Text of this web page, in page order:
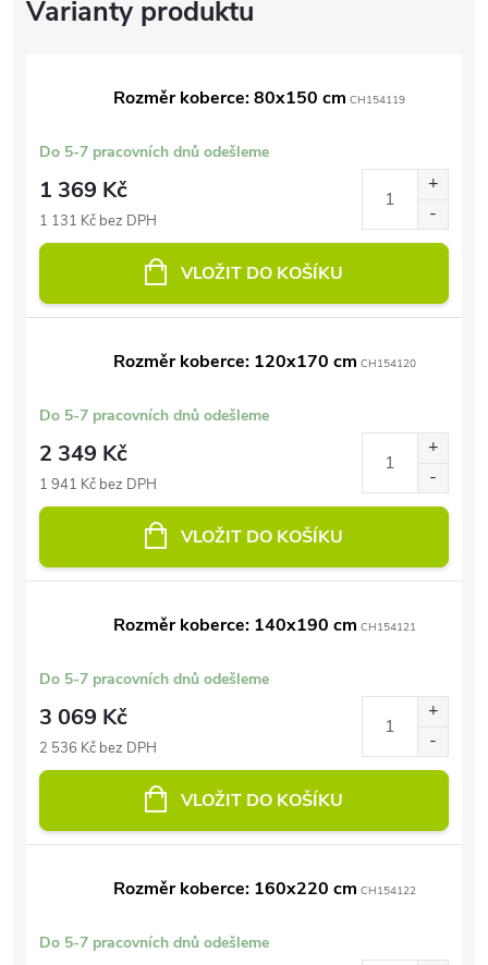
Rozměr koberce: 80x150 cm CH154119
Do 5-7 pracovních dnů odešleme
1 369 Kč
1 131 Kč bez DPH
VLOŽIT DO KOŠÍKU
Rozměr koberce: 120x170 cm CH154120
Do 5-7 pracovních dnů odešleme
2 349 Kč
1 941 Kč bez DPH
VLOŽIT DO KOŠÍKU
Rozměr koberce: 140x190 cm CH154121
Do 5-7 pracovních dnů odešleme
3 069 Kč
2 536 Kč bez DPH
VLOŽIT DO KOŠÍKU
Rozměr koberce: 160x220 cm CH154122
Do 5-7 pracovních dnů odešleme